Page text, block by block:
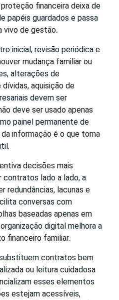
financeira deixa de
papéis guardados e passa
vivo de gestão.
inicial, revisão periódica e
mudança familiar ou
alterações de
aquisição de
devem ser
deve ser usado apenas
painel permanente de
informação é o que torna
decisões mais
contratos lado a lado, a
redundâncias, lacunas e
conversas com
baseadas apenas em
digital melhora a
financeiro familiar.
contratos bem
ou leitura cuidadosa
esses elementos
estejam acessíveis,